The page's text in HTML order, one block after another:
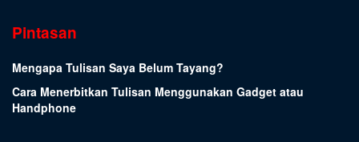
Pintasan
Mengapa Tulisan Saya Belum Tayang?
Cara Menerbitkan Tulisan Menggunakan Gadget atau
Handphone